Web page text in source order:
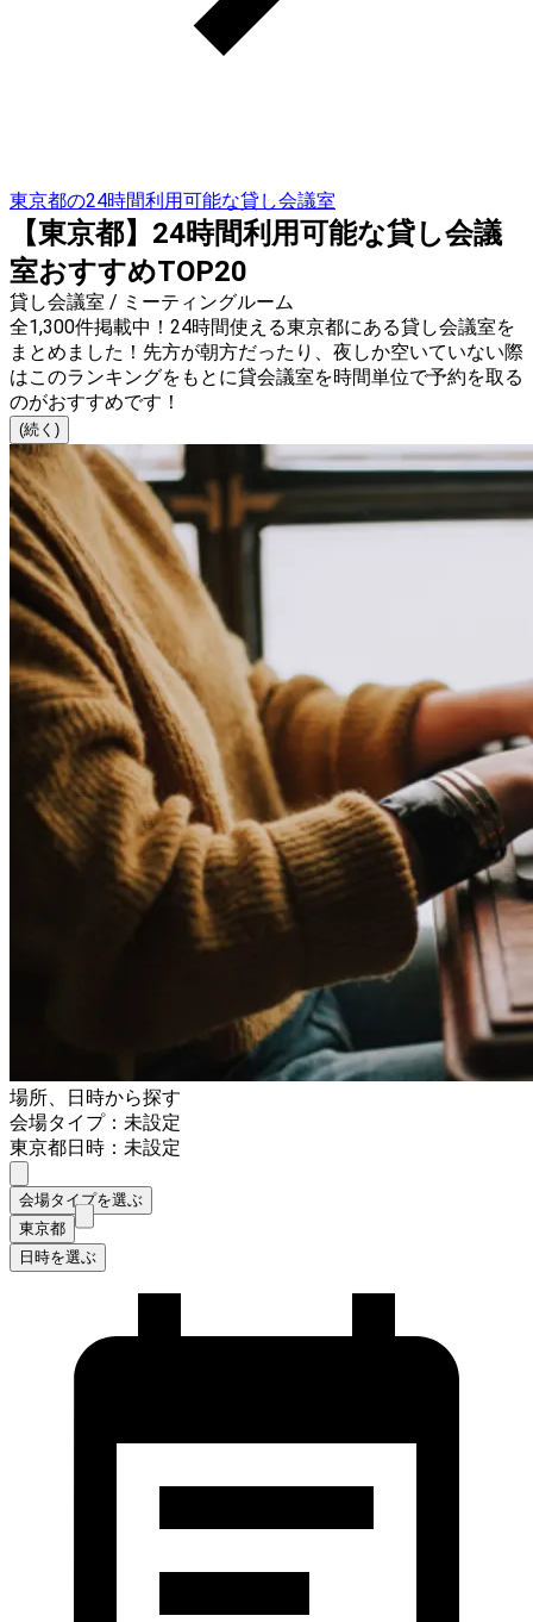
東京都の24時間利用可能な貸し会議室
【東京都】24時間利用可能な貸し会議
室おすすめTOP20
貸し会議室 / ミーティングルーム
全1,300件掲載中！24時間使える東京都にある貸し会議室を
まとめました！先方が朝方だったり、夜しか空いていない際
はこのランキングをもとに貸会議室を時間単位で予約を取る
のがおすすめです！
(続く)
場所、日時から探す
会場タイプ：未設定
東京都日時：未設定
会場タイプを選ぶ
東京都
日時を選ぶ